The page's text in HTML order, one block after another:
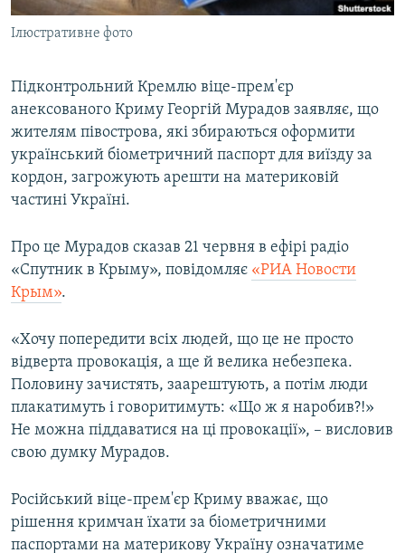
УКРАЇНСЬКА ПРОБЛЕМА КРИМУ
ІНФОГРАФІКА
ДОЛУЧАЙСЯ!
Усі сайти RFE/RL
Ілюстративне фото
Підконтрольний Кремлю віце-прем'єр
анексованого Криму Георгій Мурадов заявляє, що
жителям півострова, які збираються оформити
український біометричний паспорт для виїзду за
кордон, загрожують арешти на материковій
частині Україні.
Про це Мурадов сказав 21 червня в ефірі радіо
«Спутник в Крыму», повідомляє «РИА Новости
Крым».
«Хочу попередити всіх людей, що це не просто
відверта провокація, а ще й велика небезпека.
Половину зачистять, заарештують, а потім люди
плакатимуть і говоритимуть: «Що ж я наробив?!»
Не можна піддаватися на ці провокації», – висловив
свою думку Мурадов.
Російський віце-прем'єр Криму вважає, що
рішення кримчан їхати за біометричними
паспортами на материкову Україну означатиме